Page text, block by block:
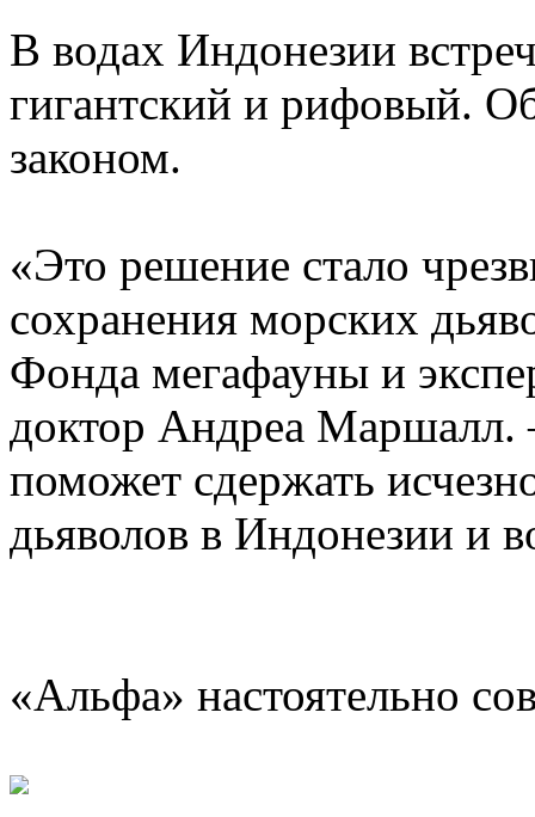
В водах Индонезии
гигантский и рифовый.
законом.
«Это решение стало
сохранения морских
Фонда мегафауны и
доктор Андреа Маршалл.
поможет сдержать
дьяволов в Индонезии и
«Альфа» настоятельно